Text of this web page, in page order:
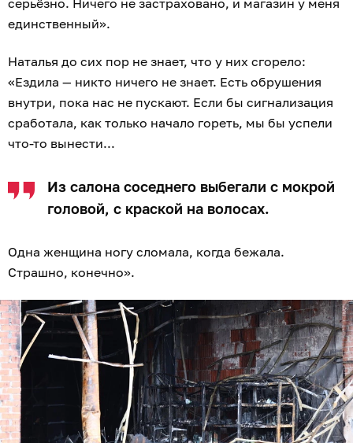
серьёзно. Ничего не застраховано, и магазин у меня
единственный».
Наталья до сих пор не знает, что у них сгорело:
«Ездила — никто ничего не знает. Есть обрушения
внутри, пока нас не пускают. Если бы сигнализация
сработала, как только начало гореть, мы бы успели
что-то вынести...
Из салона соседнего выбегали с мокрой
головой, с краской на волосах.
Одна женщина ногу сломала, когда бежала.
Страшно, конечно».